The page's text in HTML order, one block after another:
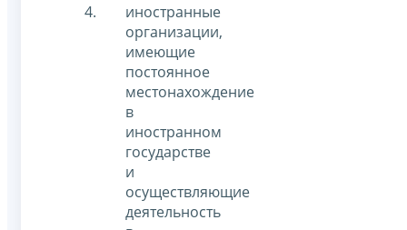
иностранные
организации,
имеющие
постоянное
местонахождение
в
иностранном
государстве
и
осуществляющие
деятельность